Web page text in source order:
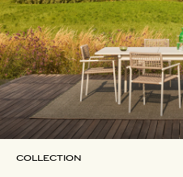
COLLECTION